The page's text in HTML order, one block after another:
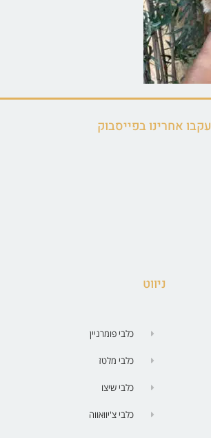
עקבו אחרינו בפייסבוק
ניווט
כלבי פומרניין
כלבי מלטז
כלבי שיצו
כלבי צ'יוואווה